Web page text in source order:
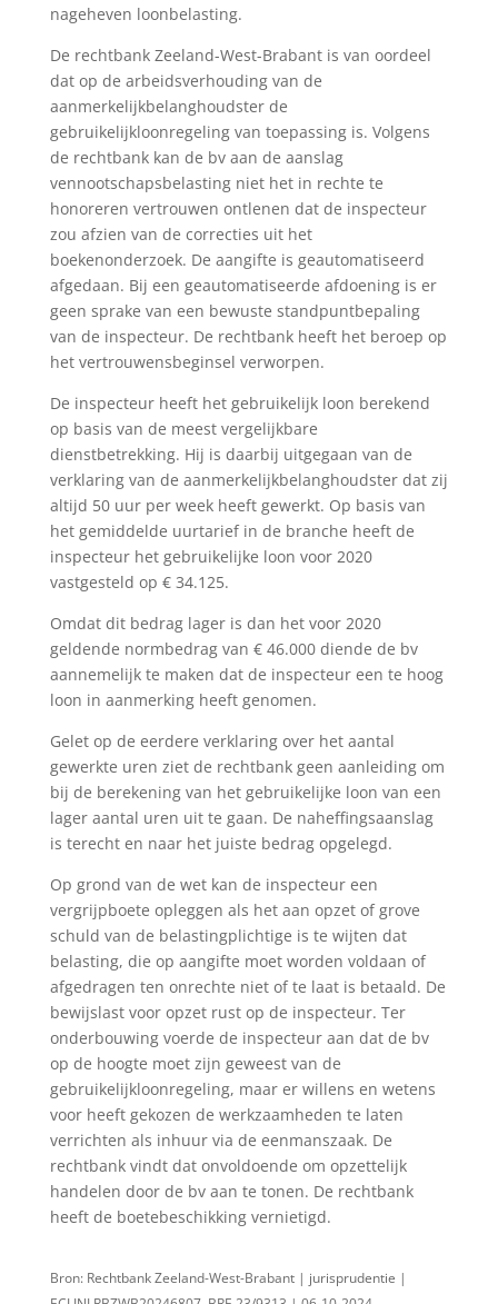
nageheven loonbelasting.
De rechtbank Zeeland-West-Brabant is van oordeel
dat op de arbeidsverhouding van de
aanmerkelijkbelanghoudster de
gebruikelijkloonregeling van toepassing is. Volgens
de rechtbank kan de bv aan de aanslag
vennootschapsbelasting niet het in rechte te
honoreren vertrouwen ontlenen dat de inspecteur
zou afzien van de correcties uit het
boekenonderzoek. De aangifte is geautomatiseerd
afgedaan. Bij een geautomatiseerde afdoening is er
geen sprake van een bewuste standpuntbepaling
van de inspecteur. De rechtbank heeft het beroep op
het vertrouwensbeginsel verworpen.
De inspecteur heeft het gebruikelijk loon berekend
op basis van de meest vergelijkbare
dienstbetrekking. Hij is daarbij uitgegaan van de
verklaring van de aanmerkelijkbelanghoudster dat zij
altijd 50 uur per week heeft gewerkt. Op basis van
het gemiddelde uurtarief in de branche heeft de
inspecteur het gebruikelijke loon voor 2020
vastgesteld op € 34.125.
Omdat dit bedrag lager is dan het voor 2020
geldende normbedrag van € 46.000 diende de bv
aannemelijk te maken dat de inspecteur een te hoog
loon in aanmerking heeft genomen.
Gelet op de eerdere verklaring over het aantal
gewerkte uren ziet de rechtbank geen aanleiding om
bij de berekening van het gebruikelijke loon van een
lager aantal uren uit te gaan. De naheffingsaanslag
is terecht en naar het juiste bedrag opgelegd.
Op grond van de wet kan de inspecteur een
vergrijpboete opleggen als het aan opzet of grove
schuld van de belastingplichtige is te wijten dat
belasting, die op aangifte moet worden voldaan of
afgedragen ten onrechte niet of te laat is betaald. De
bewijslast voor opzet rust op de inspecteur. Ter
onderbouwing voerde de inspecteur aan dat de bv
op de hoogte moet zijn geweest van de
gebruikelijkloonregeling, maar er willens en wetens
voor heeft gekozen de werkzaamheden te laten
verrichten als inhuur via de eenmanszaak. De
rechtbank vindt dat onvoldoende om opzettelijk
handelen door de bv aan te tonen. De rechtbank
heeft de boetebeschikking vernietigd.
Bron: Rechtbank Zeeland-West-Brabant | jurisprudentie |